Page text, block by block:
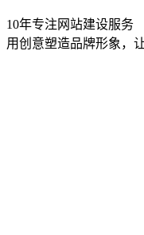
10年专注网站建设服务
用创意塑造品牌形象，